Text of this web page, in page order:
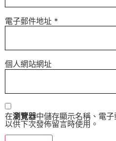
電子郵件地址 *
個人網站網址
在瀏覽器中儲存顯示名稱、電
以供下次發佈留言時使用。